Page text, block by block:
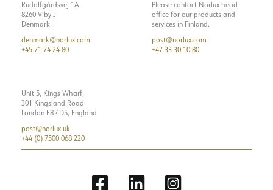
Rudolfgårdsvej 1A
8260 Viby J
Denmark
denmark@norlux.com
+45 71 74 24 80
Please contact Norlux head
office for our products and
services in Finland.
post@norlux.com
+47 33 30 10 80
Unit 5, Kings Wharf,
301 Kingsland Road
London E8 4DS, England
post@norlux.uk
+44 (0) 7500 068 220